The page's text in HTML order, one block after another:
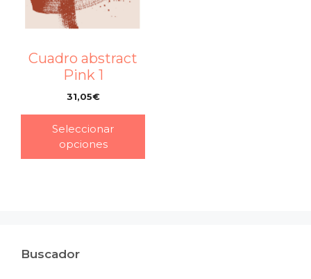
Cuadro abstract
Pink 1
31,05€
Seleccionar
opciones
Buscador